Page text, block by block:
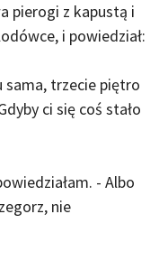
pierogi z kapustą i
i powiedział:
sama, trzecie piętro
ci się coś stało
- Albo
nie